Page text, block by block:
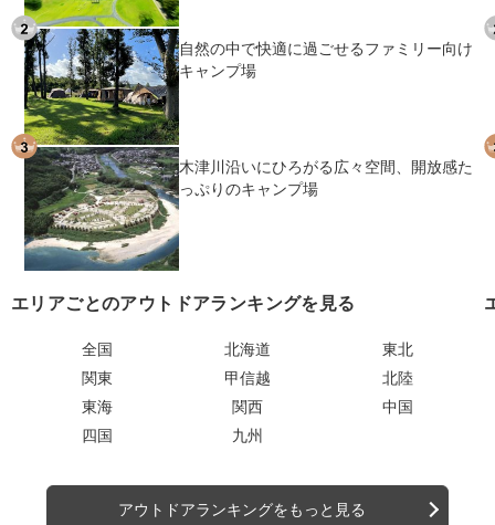
自然の中で快適に過ごせるファミリー向け
キャンプ場
木津川沿いにひろがる広々空間、開放感た
っぷりのキャンプ場
エリアごとのアウトドアランキングを見る
全国 北海道
東北
関東
甲信越
北陸
東海
関西
中国
四国
九州
アウトドアランキングをもっと見る